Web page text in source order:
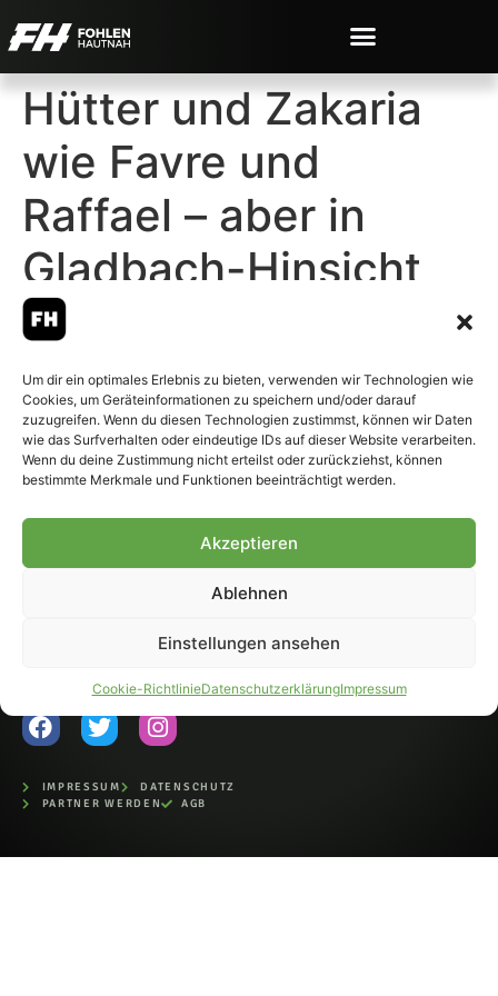
Um dir ein optimales Erlebnis zu bieten, verwenden wir Technologien wie
Cookies, um Geräteinformationen zu speichern und/oder darauf
zuzugreifen. Wenn du diesen Technologien zustimmst, können wir Daten
wie das Surfverhalten oder eindeutige IDs auf dieser Website verarbeiten.
Wenn du deine Zustimmung nicht erteilst oder zurückziehst, können
bestimmte Merkmale und Funktionen beeinträchtigt werden.
Akzeptieren
Ablehnen
Einstellungen ansehen
Cookie-RichtlinieDatenschutzerklärungImpressum
Hütter und Zakaria
wie Favre und
Raffael – aber in
Gladbach-Hinsicht
ganz anders
© 2007-2026 Fohlen-Hautnah.de
– Alle rechte vorbehalten.
Fohlen-Hautnah.de ist ein
offiziell eingetragenes Magazin
bei der Deutschen
Nationalbibliothek (ISSN 1868-
auszugsweise, nur mit
IMPRESSUM
DATENSCHUTZ
PARTNER WERDEN
AGB